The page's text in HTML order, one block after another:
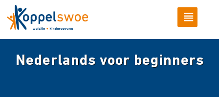
Nederlands voor beginners